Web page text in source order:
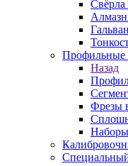
Свёрла
Профильные
Назад
Фрезы